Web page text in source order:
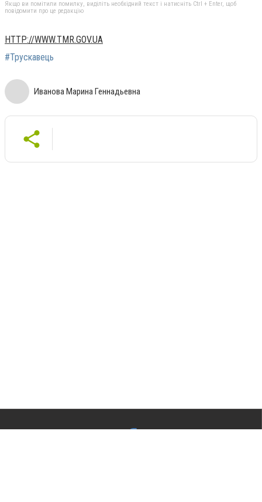
Якщо ви помітили помилку, виділіть необхідний текст і натисніть Ctrl + Enter, щоб
повідомити про це редакцію
HTTP://WWW.TMR.GOV.UA
#Трускавець
Иванова Марина Геннадьевна